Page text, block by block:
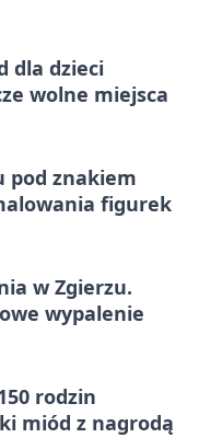
dla dzieci
wolne miejsca
pod znakiem
figurek
w Zgierzu.
wypalenie
rodzin
miód z nagrodą